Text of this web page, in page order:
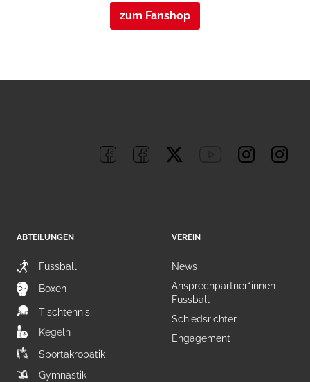
zum Fanshop
ABTEILUNGEN
Fussball
Boxen
Tischtennis
Kegeln
Sportakrobatik
Gymnastik
VEREIN
News
Ansprechpartner*innen
Fussball
Schiedsrichter
Engagement